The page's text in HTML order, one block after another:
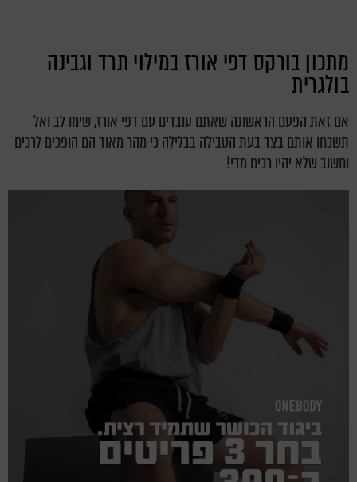
מתכון בורקס דפי אורז במילוי תרד וגבינה
בולגרית
אם זאת הפעם הראשונה שאתם עובדים עם דפי אורז, שימו לב ואל
תשכחו אותם בצד בעת הטבילה בבלילה כי מהר מאוד הם הופכים לרכים
וחשוב שלא יהיו רכים מדי!